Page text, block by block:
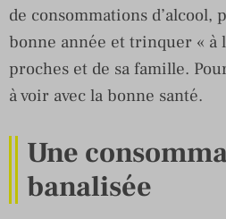
de consommations d’alcool,
bonne année et trinquer « à
proches et de sa famille.
à voir avec la bonne santé.
Une
banalisée